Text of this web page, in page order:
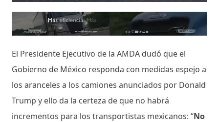
El Presidente Ejecutivo de la AMDA dudó que el
Gobierno de México responda con medidas espejo a
los aranceles a los camiones anunciados por Donald
Trump y ello da la certeza de que no habrá
incrementos para los transportistas mexicanos: “No